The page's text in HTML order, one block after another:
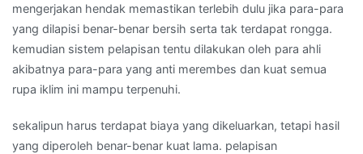
mengerjakan hendak memastikan terlebih dulu jika para-para
yang dilapisi benar-benar bersih serta tak terdapat rongga.
kemudian sistem pelapisan tentu dilakukan oleh para ahli
akibatnya para-para yang anti merembes dan kuat semua
rupa iklim ini mampu terpenuhi.
sekalipun harus terdapat biaya yang dikeluarkan, tetapi hasil
yang diperoleh benar-benar kuat lama. pelapisan